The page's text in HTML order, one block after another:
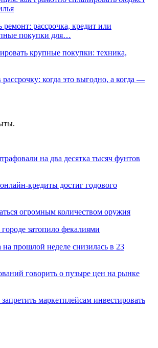
рассрочка, кредит или
покупки для…
крупные покупки: техника,
когда это выгодно, а когда —
на два десятка тысяч фунтов
кредиты достиг годового
огромным количеством оружия
затопило фекалиями
прошлой неделе снизилась в 23
говорить о пузыре цен на рынке
маркетплейсам инвестировать